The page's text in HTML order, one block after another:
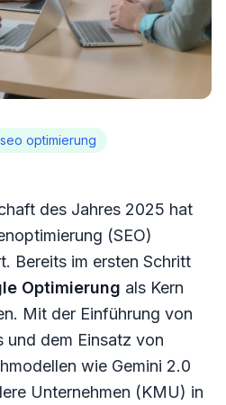
optimierung
des Jahres 2025 hat
(SEO)
Bereits im ersten Schritt
Optimierung als Kern
Mit der Einführung von
und dem Einsatz von
wie Gemini 2.0
Unternehmen (KMU) in